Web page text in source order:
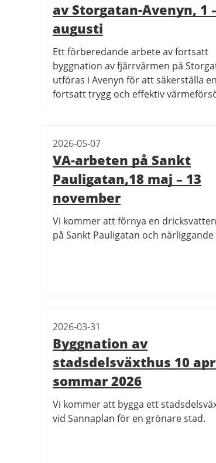
av Storgatan-Avenyn, 1
augusti
Ett förberedande arbete av fortsatt
byggnation av fjärrvärmen på
utföras i Avenyn för att säkerställa en
fortsatt trygg och effektiv
VA-arbeten på Sankt
Pauligatan,18 maj – 13
november
2026-05-07
Vi kommer att förnya en
på Sankt Pauligatan och
Byggnation av
stadsdelsväxthus 10
sommar 2026
2026-03-31
Vi kommer att bygga ett
vid Sannaplan för en grönare stad.